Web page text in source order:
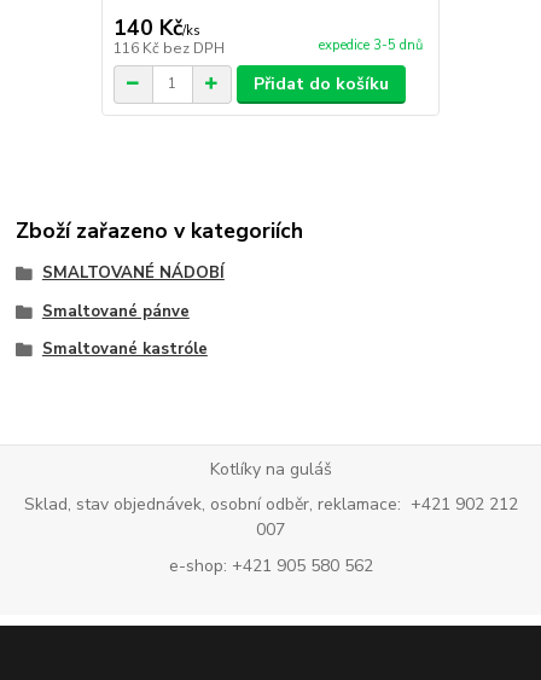
140 Kč/ks
116 Kč bez DPH expedice 3-5 dnů
Přidat do košíku
Zboží zařazeno v kategoriích
SMALTOVANÉ NÁDOBÍ
Smaltované pánve
Smaltované kastróle
Kotlíky na guláš
Sklad, stav objednávek, osobní odběr, reklamace: +421 902 212
007
e-shop: +421 905 580 562